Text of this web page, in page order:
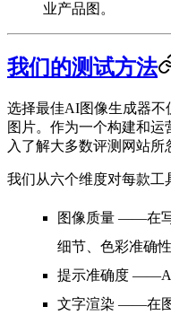
业产品图。
我们的测试方法
选择最佳AI图像生成器不
图片。作为一个构建和
入了解大多数评测网站所
我们从六个维度对每款工
图像质量 ——在写
细节、色彩准确
提示准确度 ——AI
文字渲染 ——在图